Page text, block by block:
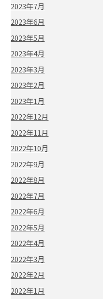
2023年7月
2023年6月
2023年5月
2023年4月
2023年3月
2023年2月
2023年1月
2022年12月
2022年11月
2022年10月
2022年9月
2022年8月
2022年7月
2022年6月
2022年5月
2022年4月
2022年3月
2022年2月
2022年1月